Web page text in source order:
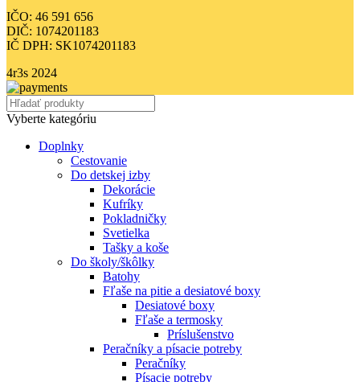
IČO: 46 591 656
DIČ: 1074201183
IČ DPH: SK1074201183
4r3s 2024
Vyberte kategóriu
Doplnky
Cestovanie
Do detskej izby
Dekorácie
Kufríky
Pokladničky
Svetielka
Tašky a koše
Do školy/škôlky
Batohy
Fľaše na pitie a desiatové boxy
Desiatové boxy
Fľaše a termosky
Príslušenstvo
Peračníky a písacie potreby
Peračníky
Písacie potreby